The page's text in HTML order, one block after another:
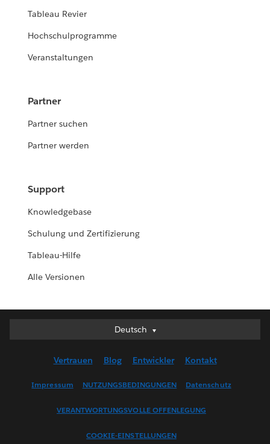
Tableau Revier
Hochschulprogramme
Veranstaltungen
Partner
Partner suchen
Partner werden
Support
Knowledgebase
Schulung und Zertifizierung
Tableau-Hilfe
Alle Versionen
Deutsch
Deutsch
English (US)
Français (France)
Vertrauen Blog Entwickler Kontakt
Impressum NUTZUNGSBEDINGUNGEN Datenschutz
VERANTWORTUNGSVOLLE OFFENLEGUNG
COOKIE-EINSTELLUNGEN